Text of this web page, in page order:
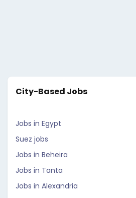
City-Based Jobs
Jobs in Egypt
Suez jobs
Jobs in Beheira
Jobs in Tanta
Jobs in Alexandria